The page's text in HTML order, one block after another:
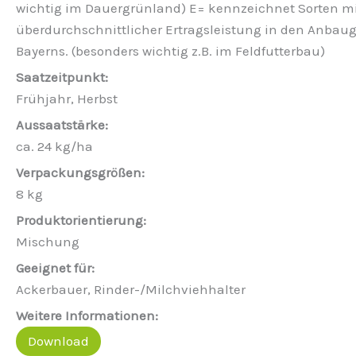
wichtig im Dauergrünland) E= kennzeichnet Sorten
überdurchschnittlicher Ertragsleistung in den
Bayerns. (besonders wichtig z.B. im Feldfutterbau)
Frühjahr, Herbst
ca. 24 kg/ha
8 kg
Mischung
Ackerbauer, Rinder-/Milchviehhalter
Download